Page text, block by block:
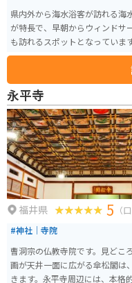
県内外から海水浴客が訪れる海
が特長で、早朝からウィンドサ
も訪れるスポットとなっていま
しいビーチです。
永平寺
福井県 5 （
#神社｜寺院
曹洞宗の仏教寺院です。見どこ
画が天井一面に広がる傘松閣は
きます。永平寺周辺には、本格